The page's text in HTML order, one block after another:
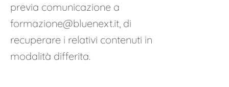
previa comunicazione a
formazione@bluenext.it, di
recuperare i relativi contenuti in
modalità differita.